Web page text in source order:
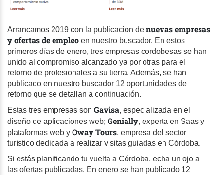
Arrancamos 2019 con la publicación de nuevas empresas
y ofertas de empleo en nuestro buscador. En estos
primeros días de enero, tres empresas cordobesas se han
unido al compromiso alcanzado ya por otras para el
retorno de profesionales a su tierra. Además, se han
publicado en nuestro buscador 12 oportunidades de
retorno que se detallan a continuación.
Estas tres empresas son Gavisa, especializada en el
diseño de aplicaciones web; Genially, experta en Saas y
plataformas web y Oway Tours, empresa del sector
turístico dedicada a realizar visitas guiadas en Córdoba.
Si estás planificando tu vuelta a Córdoba, echa un ojo a
las ofertas publicadas. En enero se han publicado 12